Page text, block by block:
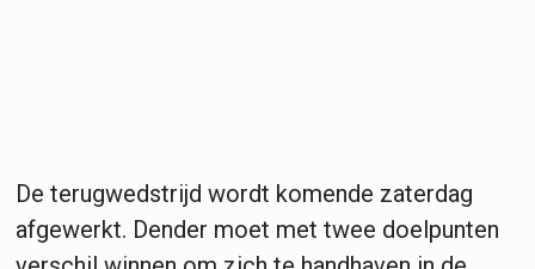
De terugwedstrijd wordt komende zaterdag
afgewerkt. Dender moet met twee doelpunten